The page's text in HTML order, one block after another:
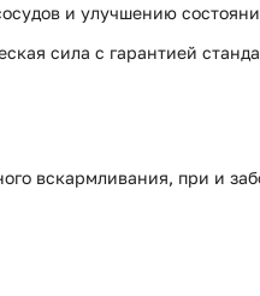
и улучшению
сила с гарантией
вскармливания, при и